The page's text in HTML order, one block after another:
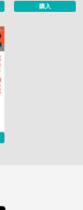
購入